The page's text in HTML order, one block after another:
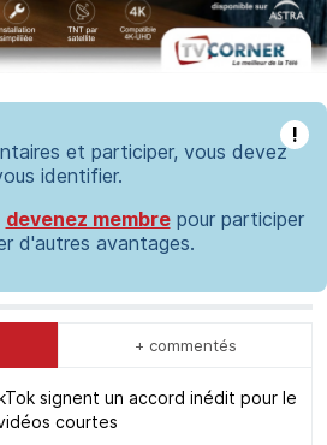
!
et participer, vous devez
identifier.
devenez membrepour participer
d'autres avantages.
+ commentés
signent un accord inédit pour le
courtes